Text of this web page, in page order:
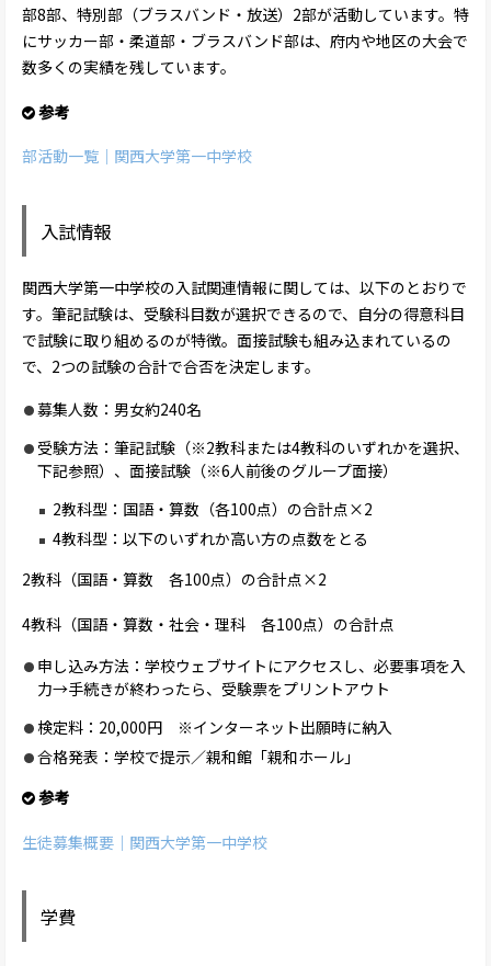
部8部、特別部（ブラスバンド・放送）2部が活動しています。特
にサッカー部・柔道部・ブラスバンド部は、府内や地区の大会で
数多くの実績を残しています。
参考
部活動一覧｜関西大学第一中学校
入試情報
関西大学第一中学校の入試関連情報に関しては、以下のとおりで
す。筆記試験は、受験科目数が選択できるので、自分の得意科目
で試験に取り組めるのが特徴。面接試験も組み込まれているの
で、2つの試験の合計で合否を決定します。
募集人数：男女約240名
受験方法：筆記試験（※2教科または4教科のいずれかを選択、
下記参照）、面接試験（※6人前後のグループ面接）
2教科型：国語・算数（各100点）の合計点×2
4教科型：以下のいずれか高い方の点数をとる
2教科（国語・算数 各100点）の合計点×2
4教科（国語・算数・社会・理科 各100点）の合計点
申し込み方法：学校ウェブサイトにアクセスし、必要事項を入
力→手続きが終わったら、受験票をプリントアウト
検定料：20,000円 ※インターネット出願時に納入
合格発表：学校で提示／親和館「親和ホール」
参考
生徒募集概要｜関西大学第一中学校
学費